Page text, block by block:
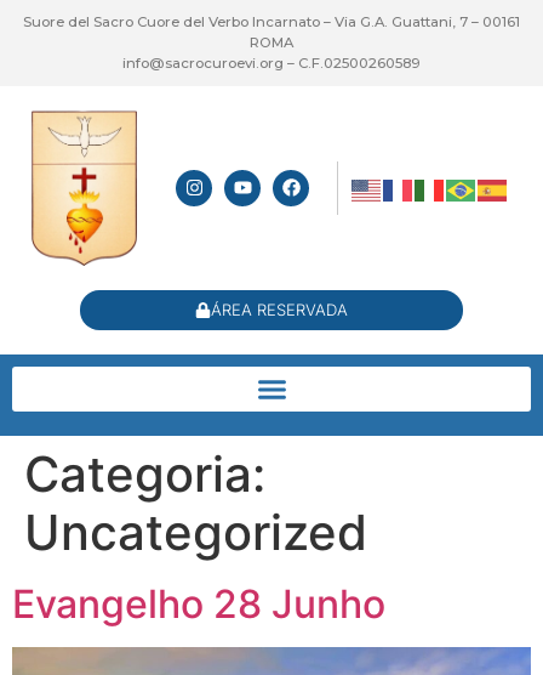
Suore del Sacro Cuore del Verbo Incarnato – Via G.A. Guattani, 7 – 00161
ROMA
info@sacrocuroevi.org – C.F.02500260589
ÁREA RESERVADA
Categoria:
Uncategorized
Evangelho 28 Junho